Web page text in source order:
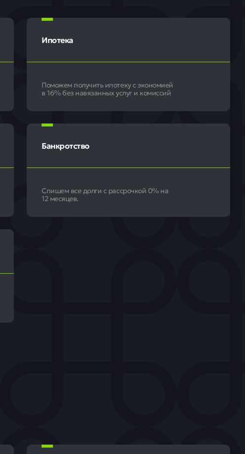
Ипотека
Поможем получить ипотеку с экономией
в 16% без навязанных услуг и комиссий
Банкротство
Спишем все долги с рассрочкой 0% на
12 месяцев.